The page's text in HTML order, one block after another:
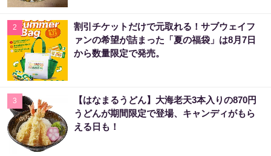
2
割引チケットだけで元取れる！サブウェイフ
ァンの希望が詰まった「夏の福袋」は8月7日
から数量限定で発売。
3
【はなまるうどん】大海老天3本入りの870円
うどんが期間限定で登場、キャンディがもら
える日も！